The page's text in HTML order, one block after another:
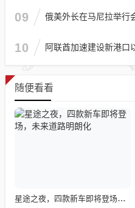
09 俄美外长在马尼拉举行
10 阿联酋加速建设新港口
随便看看
星途之夜，四款新车即将登场，未来道路明朗化